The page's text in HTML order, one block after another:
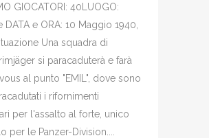
GIOCATORI: 40LUOGO:
DATA e ORA: 10 Maggio 1940,
Una squadra di
si paracaduterà e farà
al punto "EMIL", dove sono
i rifornimenti
per l'assalto al forte, unico
per le Panzer-Division....